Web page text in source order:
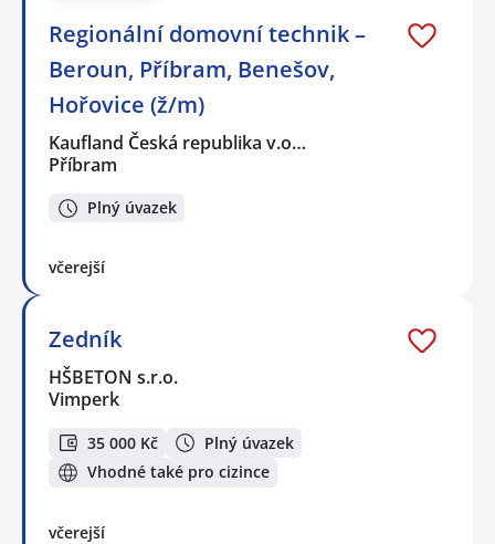
Regionální domovní technik –
Beroun, Příbram, Benešov,
Hořovice (ž/m)
Kaufland Česká republika v.o…
Příbram
Plný úvazek
včerejší
Zedník
HŠBETON s.r.o.
Vimperk
35 000 Kč
Plný úvazek
Vhodné také pro cizince
včerejší